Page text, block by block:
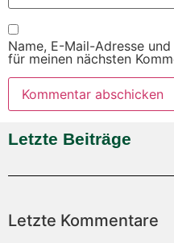
Name, E-Mail-Adresse
für meinen nächsten
Letzte Beiträge
Letzte Kommentare